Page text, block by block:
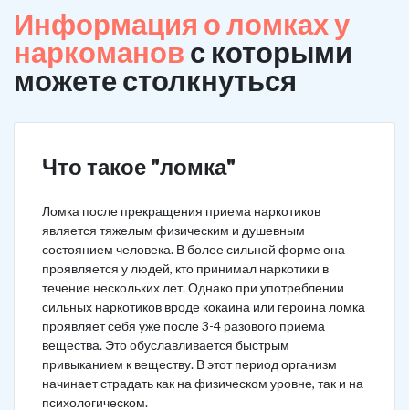
Информация о ломках у
наркоманов с которыми
можете столкнуться
Что такое "ломка"
Ломка после прекращения приема наркотиков
является тяжелым физическим и душевным
состоянием человека. В более сильной форме она
проявляется у людей, кто принимал наркотики в
течение нескольких лет. Однако при употреблении
сильных наркотиков вроде кокаина или героина ломка
проявляет себя уже после 3-4 разового приема
вещества. Это обуславливается быстрым
привыканием к веществу. В этот период организм
начинает страдать как на физическом уровне, так и на
психологическом.